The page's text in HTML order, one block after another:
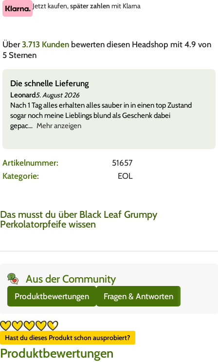
Jetzt kaufen,später zahlen mit Klarna
Über3.713 Kunden bewerten diesen Headshop mit 4.9 von
5 Sternen
Die schnelle Lieferung
Leonard5. August 2026
Nach 1 Tag alles erhalten alles sauber in in einen top Zustand
sogar noch meine Lieblings blund als Geschenk dabei
gepac
Mehr anzeigen
Artikelnummer:
51657
Kategorie:
EOL
Das musst du über Black Leaf Grumpy
Perkolatorpfeife wissen
Aus der Community
Produktbewertungen Fragen & Antworten
Hast du dieses Produkt schon ausprobiert?
Produktbewertungen